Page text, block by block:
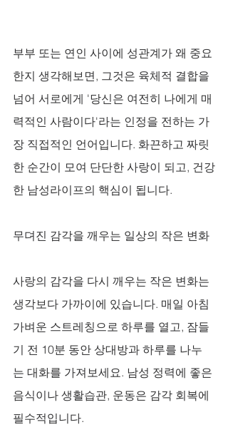
부부 또는 연인 사이에 성관계가 왜 중요
한지 생각해보면, 그것은 육체적 결합을
넘어 서로에게 '당신은 여전히 나에게 매
력적인 사람이다'라는 인정을 전하는 가
장 직접적인 언어입니다. 화끈하고 짜릿
한 순간이 모여 단단한 사랑이 되고, 건강
한 남성라이프의 핵심이 됩니다.
무뎌진 감각을 깨우는 일상의 작은 변화
사랑의 감각을 다시 깨우는 작은 변화는
생각보다 가까이에 있습니다. 매일 아침
가벼운 스트레칭으로 하루를 열고, 잠들
기 전 10분 동안 상대방과 하루를 나누
는 대화를 가져보세요. 남성 정력에 좋은
음식이나 생활습관, 운동은 감각 회복에
필수적입니다.